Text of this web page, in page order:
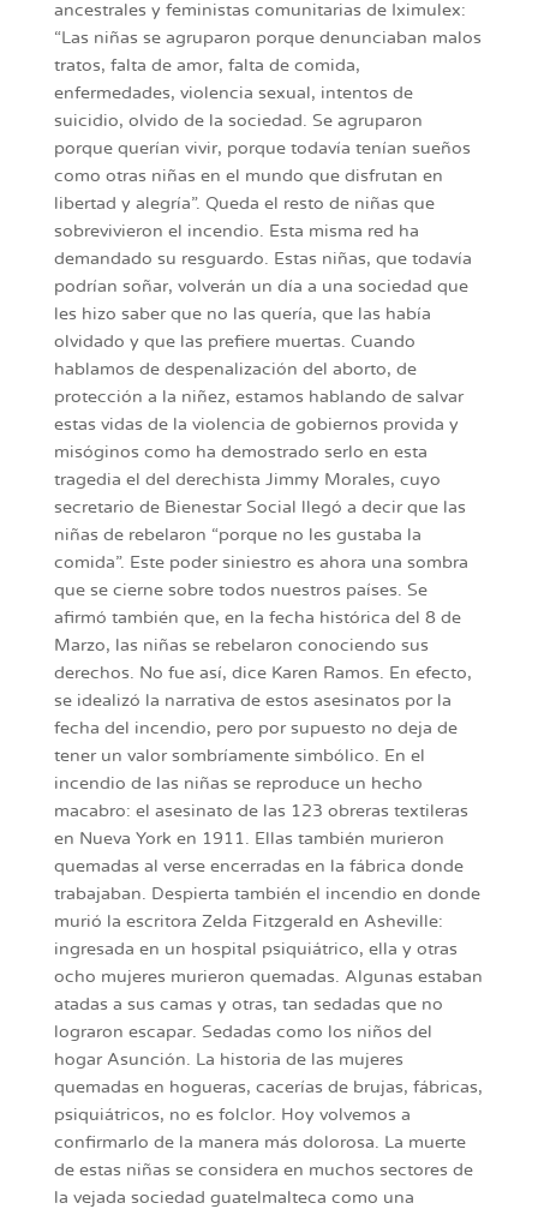
ancestrales y feministas comunitarias de Iximulex:
“Las niñas se agruparon porque denunciaban malos
tratos, falta de amor, falta de comida,
enfermedades, violencia sexual, intentos de
suicidio, olvido de la sociedad. Se agruparon
porque querían vivir, porque todavía tenían sueños
como otras niñas en el mundo que disfrutan en
libertad y alegría”. Queda el resto de niñas que
sobrevivieron el incendio. Esta misma red ha
demandado su resguardo. Estas niñas, que todavía
podrían soñar, volverán un día a una sociedad que
les hizo saber que no las quería, que las había
olvidado y que las prefiere muertas. Cuando
hablamos de despenalización del aborto, de
protección a la niñez, estamos hablando de salvar
estas vidas de la violencia de gobiernos provida y
misóginos como ha demostrado serlo en esta
tragedia el del derechista Jimmy Morales, cuyo
secretario de Bienestar Social llegó a decir que las
niñas de rebelaron “porque no les gustaba la
comida”. Este poder siniestro es ahora una sombra
que se cierne sobre todos nuestros países. Se
afirmó también que, en la fecha histórica del 8 de
Marzo, las niñas se rebelaron conociendo sus
derechos. No fue así, dice Karen Ramos. En efecto,
se idealizó la narrativa de estos asesinatos por la
fecha del incendio, pero por supuesto no deja de
tener un valor sombríamente simbólico. En el
incendio de las niñas se reproduce un hecho
macabro: el asesinato de las 123 obreras textileras
en Nueva York en 1911. Ellas también murieron
quemadas al verse encerradas en la fábrica donde
trabajaban. Despierta también el incendio en donde
murió la escritora Zelda Fitzgerald en Asheville:
ingresada en un hospital psiquiátrico, ella y otras
ocho mujeres murieron quemadas. Algunas estaban
atadas a sus camas y otras, tan sedadas que no
lograron escapar. Sedadas como los niños del
hogar Asunción. La historia de las mujeres
quemadas en hogueras, cacerías de brujas, fábricas,
psiquiátricos, no es folclor. Hoy volvemos a
confirmarlo de la manera más dolorosa. La muerte
de estas niñas se considera en muchos sectores de
la vejada sociedad guatelmalteca como una